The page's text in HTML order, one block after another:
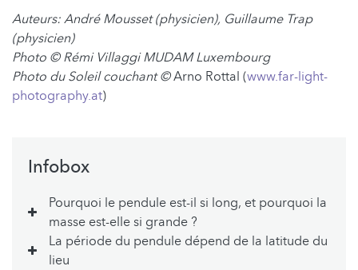
Auteurs: André Mousset (physicien), Guillaume Trap
(physicien)
Photo ©Rémi Villaggi MUDAM Luxembourg
Photo du Soleil couchant ©Arno Rottal (www.far-light-
photography.at)
Infobox
Pourquoi le pendule est-il si long, et pourquoi la
masse est-elle si grande ?
La période du pendule dépend de la latitude du
lieu